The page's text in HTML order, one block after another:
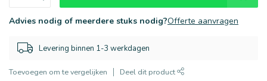
Advies nodig of meerdere stuks nodig?Offerte aanvragen
Levering binnen 1-3 werkdagen
Toevoegen om te vergelijken Deel dit product